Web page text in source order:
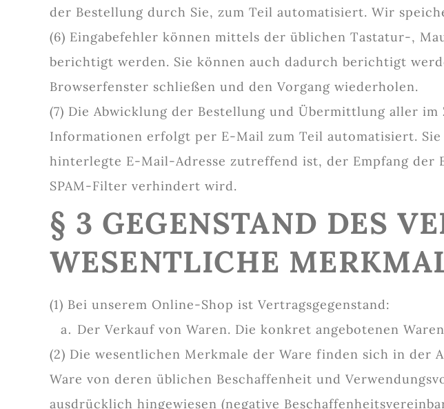
der Bestellung durch Sie, zum Teil automatisiert. Wir
(6) Eingabefehler können mittels der üblichen Tastatur-,
berichtigt werden. Sie können auch dadurch berichtigt
Browserfenster schließen und den Vorgang wiederholen.
(7) Die Abwicklung der Bestellung und Übermittlung aller
Informationen erfolgt per E-Mail zum Teil automatisiert.
hinterlegte E-Mail-Adresse zutreffend ist, der Empfang
SPAM-Filter verhindert wird.
§ 3 GEGENSTAND DES
WESENTLICHE
(1) Bei unserem Online-Shop ist Vertragsgegenstand:
Der Verkauf von Waren. Die konkret angebotenen
(2) Die wesentlichen Merkmale der Ware finden sich in der
Ware von deren üblichen Beschaffenheit und
ausdrücklich hingewiesen (negative